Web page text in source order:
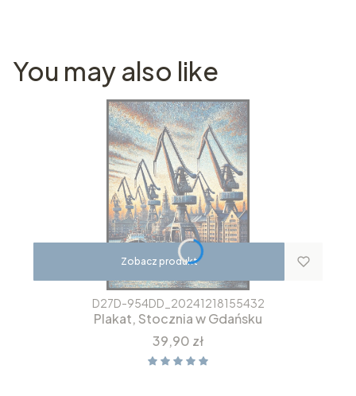
You may also like
Zobacz produkt
D27D-954DD_20241218155432
Plakat, Stocznia w Gdańsku
Cena
39,90 zł